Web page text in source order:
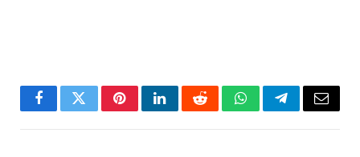
FacebookTwitterPinterestLinkedInRedditWhatsAppTelegramEmail